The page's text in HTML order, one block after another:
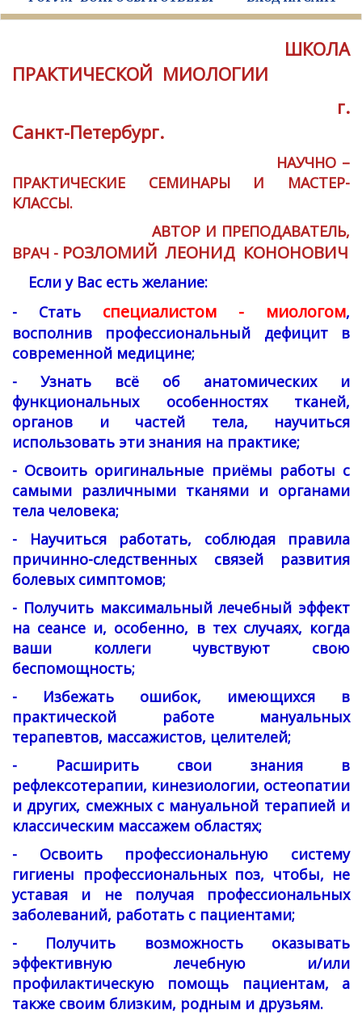
ШКОЛА
ПРАКТИЧЕСКОЙ МИОЛОГИИ
г.
Санкт-Петербург.
НАУЧНО –
ПРАКТИЧЕСКИЕ СЕМИНАРЫ И МАСТЕР-
КЛАССЫ.
АВТОР И ПРЕПОДАВАТЕЛЬ,
ВРАЧ - РОЗЛОМИЙ ЛЕОНИД КОНОНОВИЧ
Если у Вас есть желание:
- Стать специалистом - миологом,
восполнив профессиональный дефицит в
современной медицине;
- Узнать всё об анатомических и
функциональных особенностях тканей,
органов и частей тела, научиться
использовать эти знания на практике;
- Освоить оригинальные приёмы работы с
самыми различными тканями и органами
тела человека;
- Научиться работать, соблюдая правила
причинно-следственных связей развития
болевых симптомов;
- Получить максимальный лечебный эффект
на сеансе и, особенно, в тех случаях, когда
ваши коллеги чувствуют свою
беспомощность;
- Избежать ошибок, имеющихся в
практической работе мануальных
терапевтов, массажистов, целителей;
- Расширить свои знания в
рефлексотерапии, кинезиологии, остеопатии
и других, смежных с мануальной терапией и
классическим массажем областях;
- Освоить профессиональную систему
гигиены профессиональных поз, чтобы, не
уставая и не получая профессиональных
заболеваний, работать с пациентами;
- Получить возможность оказывать
эффективную лечебную и/или
профилактическую помощь пациентам, а
также своим близким, родным и друзьям.